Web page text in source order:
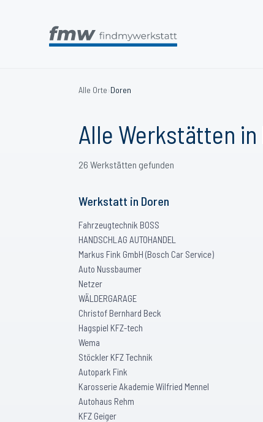
Alle Orte›Doren
Alle Werkstätten in
26 Werkstätten gefunden
Werkstatt in Doren
Fahrzeugtechnik BOSS
HANDSCHLAG AUTOHANDEL
Markus Fink GmbH (Bosch Car Service)
Auto Nussbaumer
Netzer
WÄLDERGARAGE
Christof Bernhard Beck
Hagspiel KFZ-tech
Wema
Stöckler KFZ Technik
Autopark Fink
Karosserie Akademie Wilfried Mennel
Autohaus Rehm
KFZ Geiger